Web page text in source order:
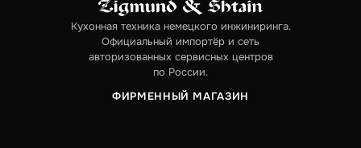
Кухонная техника немецкого инжиниринга.
Официальный импортёр и сеть
авторизованных сервисных центров
по России.
ФИРМЕННЫЙ МАГАЗИН